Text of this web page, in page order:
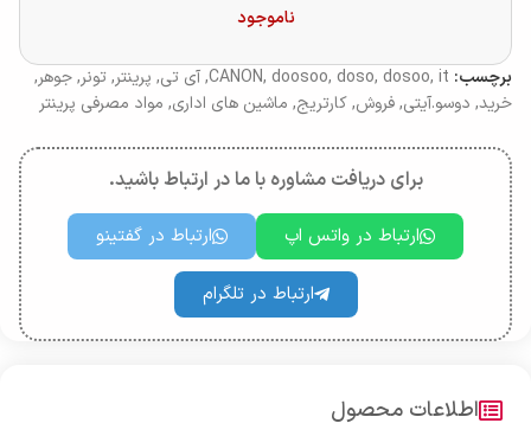
ناموجود
برچسب: CANON, doosoo, doso, dosoo, it
,آی تی, پرینتر,تونر,جوهر,
خرید, دوسو.آیتی,فروش,کارتریج, ماشین های اداری, مواد مصرفی پرینتر
برای دریافت مشاوره با ما در ارتباط باشید.
ارتباط در واتس اپ ارتباط در گفتینو
ارتباط در تلگرام
اطلاعات محصول